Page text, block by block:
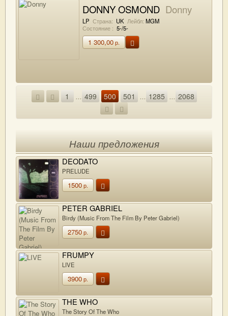
DONNY OSMOND Donny
LP Страна: UK Лейбл: MGM
Состояние : 5-/5-
1 300,00р.
1 ... 499 500 501 ... 1285 ... 2068
Наши предложения
DEODATO
PRELUDE
1500р.
PETER GABRIEL
Birdy (Music From The Film By Peter Gabriel)
2750р.
FRUMPY
LIVE
3900р.
THE WHO
The Story Of The Who